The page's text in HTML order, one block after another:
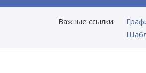
Важные ссылки: